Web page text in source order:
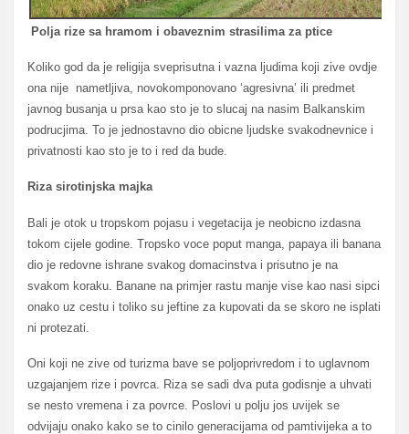
Polja rize sa hramom i obaveznim strasilima za ptice
Koliko god da je religija sveprisutna i vazna ljudima koji zive ovdje
ona nije nametljiva, novokomponovano ‘agresivna’ ili predmet
javnog busanja u prsa kao sto je to slucaj na nasim Balkanskim
podrucjima. To je jednostavno dio obicne ljudske svakodnevnice i
privatnosti kao sto je to i red da bude.
Riza sirotinjska majka
Bali je otok u tropskom pojasu i vegetacija je neobicno izdasna
tokom cijele godine. Tropsko voce poput manga, papaya ili banana
dio je redovne ishrane svakog domacinstva i prisutno je na
svakom koraku. Banane na primjer rastu manje vise kao nasi sipci
onako uz cestu i toliko su jeftine za kupovati da se skoro ne isplati
ni protezati.
Oni koji ne zive od turizma bave se poljoprivredom i to uglavnom
uzgajanjem rize i povrca. Riza se sadi dva puta godisnje a uhvati
se nesto vremena i za povrce. Poslovi u polju jos uvijek se
odvijaju onako kako se to cinilo generacijama od pamtivijeka a to